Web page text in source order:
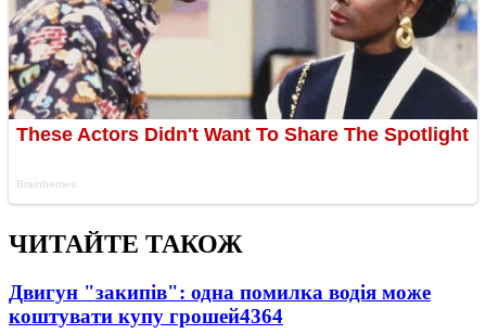
ЧИТАЙТЕ ТАКОЖ
Двигун "закипів": одна помилка водія може
коштувати купу грошей4364